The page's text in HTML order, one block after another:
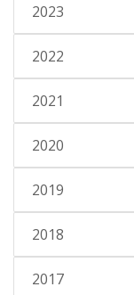
2023
2022
2021
2020
2019
2018
2017